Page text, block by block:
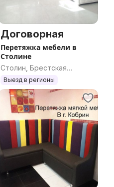
Договорная
Перетяжка мебели в
Столине
Столин, Брестская
область
Выезд в регионы